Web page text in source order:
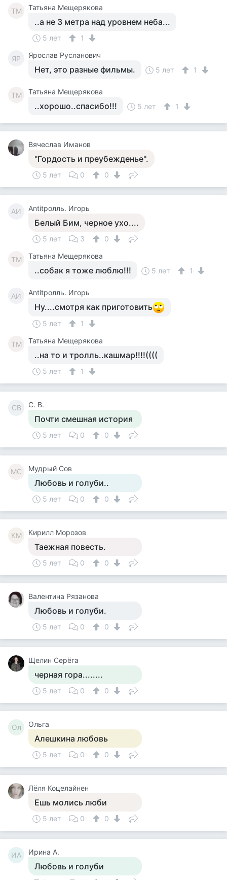
ТМ Татьяна Мещерякова
..а не 3 метра над уровнем неба...
5 лет 1
ЯР Ярослав Русланович
Нет, это разные фильмы. 5 лет 1
ТМ Татьяна Мещерякова
..хорошо..спасибо!!! 5 лет 1
Вячеслав Иманов
"Гордость и преубежденье".
5 лет 0 0
AИ Antitролль. Игорь
Белый Бим, черное ухо....
5 лет 3 0
ТМ Татьяна Мещерякова
..собак я тоже люблю!!! 5 лет 1
AИ Antitролль. Игорь
Ну....смотря как приготовить
5 лет 1
ТМ Татьяна Мещерякова
..на то и тролль..кашмар!!!!((((
5 лет 1
СВ С. В.
Почти смешная история
5 лет 0 0
МС Мудрый Сов
Любовь и голуби..
5 лет 0 0
КМ Кирилл Морозов
Таежная повесть.
5 лет 0 0
Валентина Рязанова
Любовь и голуби.
5 лет 0 0
Щелин Серёга
черная гора........
5 лет 0 0
Ол Ольга
Алешкина любовь
5 лет 0 0
Лёля Коцелайнен
Ешь молись люби
5 лет 0 0
ИА Ирина А.
Любовь и голуби